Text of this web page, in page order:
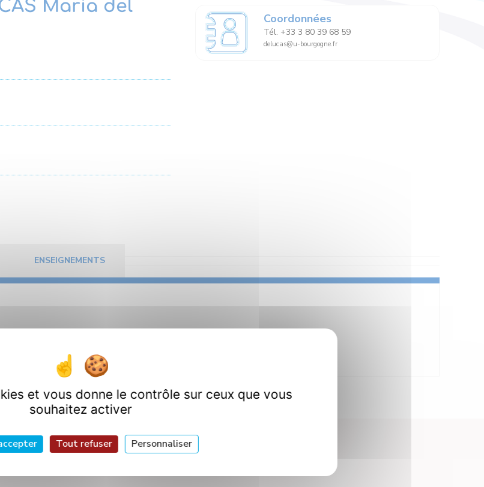
Maria del
Coordonnées
Tél. +33 3 80 39 68 59
delucas@u-bourgogne.fr
ENSEIGNEMENTS
(Espagne).
de Recherche
et vous donne le contrôle sur ceux que vous
souhaitez activer
Tout refuser Personnaliser